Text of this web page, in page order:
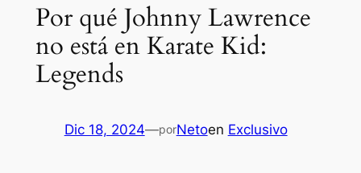
Por qué Johnny Lawrence
no está en Karate Kid:
Legends
Dic 18, 2024—porNetoen Exclusivo